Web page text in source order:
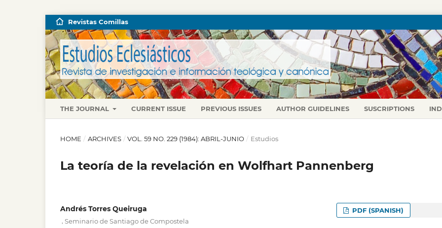
THE JOURNAL CURRENT ISSUE PREVIOUS ISSUES AUTHOR GUIDELINES SUSCRIPTIONS
Revistas Comillas
HOME / ARCHIVES / VOL. 59 NO. 229 (1984): ABRIL-JUNIO / Estudios
La teoría de la revelación en Wolfhart Pannenberg
Andrés Torres Queiruga
Seminario de Santiago de Compostela
PDF (SPANISH)